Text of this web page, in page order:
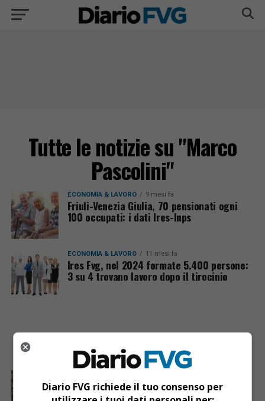
Tutte le notizie su "Marco
Pascolini"
ECONOMIA & LAVORO 9 mesi fa
Friuli-Venezia Giulia, 70 pensionati ogni
100 occupati: i dati Ires-Inps
ECONOMIA & LAVORO 11 mesi fa
Ires Fvg, nel 2024 formate 5.400 persone:
3 su 4 trovano lavoro dopo il tirocinio
I PIÙ VISTI ULTIME NOTIZIE
Acqua da usare con cautela nell’Udinese: ecco tutte
le frazioni sotto osservazione
Diario FVG richiede il tuo consenso per